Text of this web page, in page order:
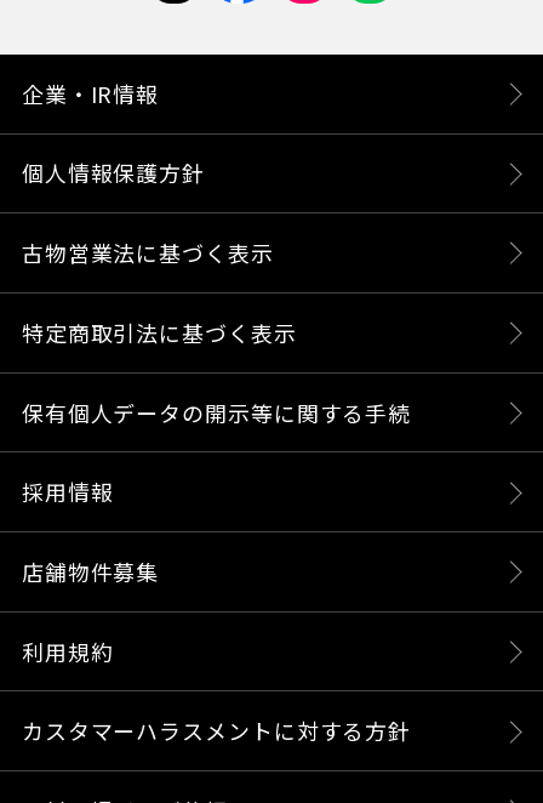
企業・IR情報
個人情報保護方針
古物営業法に基づく表示
特定商取引法に基づく表示
保有個人データの開示等に関する手続
採用情報
店舗物件募集
利用規約
カスタマーハラスメントに対する方針